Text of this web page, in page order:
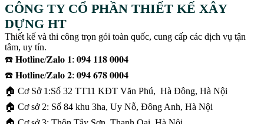
CÔNG TY CỔ PHẦN THIẾT KẾ XÂY
DỰNG HT
Thiết kế và thi công trọn gói toàn quốc, cung cấp các dịch vụ tận
tâm, uy tín.
☎️ 𝐇𝐨𝐭𝐥𝐢𝐧𝐞/𝐙𝐚𝐥𝐨 𝟏: 𝟎𝟗𝟒 𝟏𝟏𝟖 𝟎𝟎𝟎𝟒
☎️ 𝐇𝐨𝐭𝐥𝐢𝐧𝐞/𝐙𝐚𝐥𝐨 𝟐: 𝟎𝟗𝟒 𝟔𝟕𝟖 𝟎𝟎𝟎𝟒
🏠 Cơ Sở 1:Số 32 TT11 KĐT Văn Phú, Hà Đông, Hà Nội
🏠 Cơ sở 2: Số 84 khu 3ha, Uy Nỗ, Đông Anh, Hà Nội